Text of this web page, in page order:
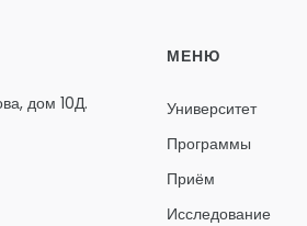
дом 10Д.
МЕНЮ
Университет
Программы
Приём
Исследование